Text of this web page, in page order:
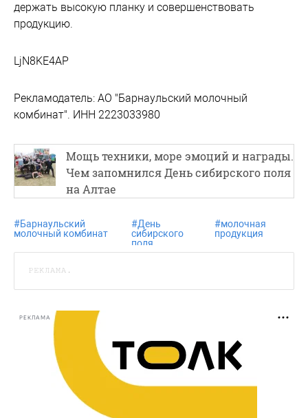
держать высокую планку и совершенствовать
продукцию.
LjN8KE4AP
Рекламодатель: АО "Барнаульский молочный
комбинат". ИНН 2223033980
Мощь техники, море эмоций и награды.
Чем запомнился День сибирского поля
на Алтае
#Барнаульский
молочный комбинат
#День
сибирского
поля
#молочная
продукция
РЕКЛАМА.
РЕКЛАМА